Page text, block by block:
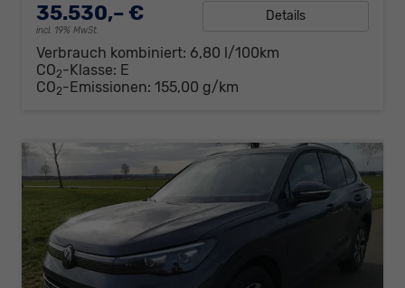
35.530,– €
incl. 19% MwSt.
Details
Verbrauch kombiniert: 6,80 l/100km
CO2-Klasse: E
CO2-Emissionen: 155,00 g/km